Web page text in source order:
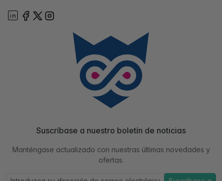
Suscríbase a nuestro boletín de noticias
Manténgase actualizado con nuestras últimas novedades y
ofertas.